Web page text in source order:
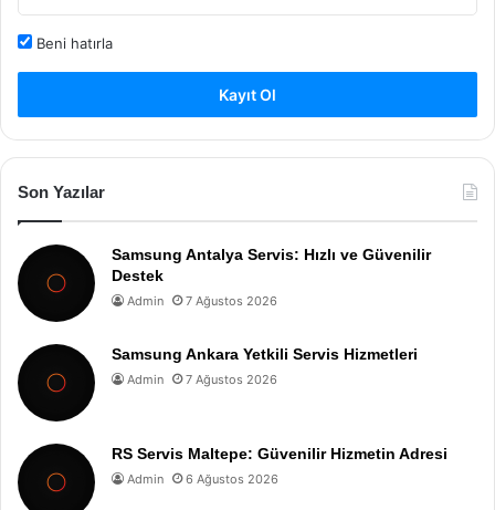
Beni hatırla
Kayıt Ol
Son Yazılar
Samsung Antalya Servis: Hızlı ve Güvenilir
Destek
Admin 7 Ağustos 2026
Samsung Ankara Yetkili Servis Hizmetleri
Admin 7 Ağustos 2026
RS Servis Maltepe: Güvenilir Hizmetin Adresi
Admin 6 Ağustos 2026